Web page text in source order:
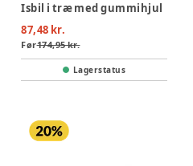
Isbil i træ med gummihjul
87,48 kr.
Før174,95 kr.
Lagerstatus